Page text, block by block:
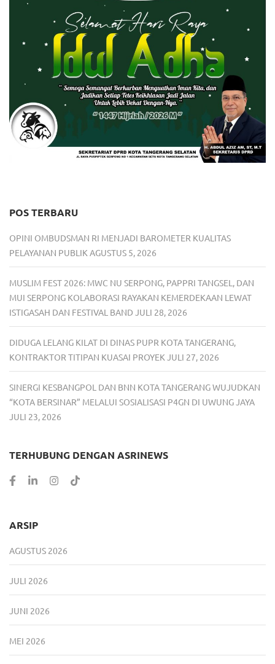
POS TERBARU
OPINI OMBUDSMAN RI MENJADI BAROMETER KUALITAS
PELAYANAN PUBLIK AGUSTUS 5, 2026
MUSLIM FEST 2026: MWC NU SERPONG, PAPPRI TANGSEL, DAN
MUI SERPONG KOLABORASI RAYAKAN KEMERDEKAAN LEWAT
ISTIGASAH DAN FESTIVAL BAND JULI 28, 2026
DIDUGA LELANG KILAT DI DINAS PUPR KOTA TANGERANG,
KONTRAKTOR TITIPAN KUASAI PROYEK JULI 27, 2026
SINERGI KESBANGPOL DAN BNN KOTA TANGERANG WUJUDKAN
“KOTA BERSINAR” MELALUI SOSIALISASI P4GN DI UWUNG JAYA
JULI 23, 2026
TERHUBUNG DENGAN ASRINEWS
ARSIP
AGUSTUS 2026
JULI 2026
JUNI 2026
MEI 2026